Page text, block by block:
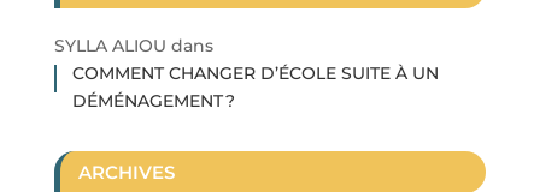
SYLLA ALIOU dans
COMMENT CHANGER D’ÉCOLE SUITE À UN
DÉMÉNAGEMENT ?
ARCHIVES